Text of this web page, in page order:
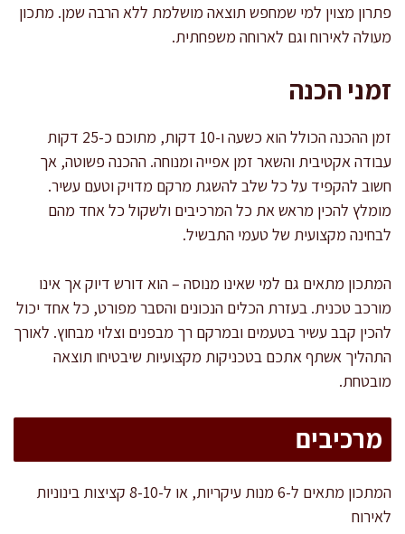
פתרון מצוין למי שמחפש תוצאה מושלמת ללא הרבה שמן. מתכון
מעולה לאירוח וגם לארוחה משפחתית.
זמני הכנה
זמן ההכנה הכולל הוא כשעה ו-10 דקות, מתוכם כ-25 דקות
עבודה אקטיבית והשאר זמן אפייה ומנוחה. ההכנה פשוטה, אך
חשוב להקפיד על כל שלב להשגת מרקם מדויק וטעם עשיר.
מומלץ להכין מראש את כל המרכיבים ולשקול כל אחד מהם
לבחינה מקצועית של טעמי התבשיל.
המתכון מתאים גם למי שאינו מנוסה – הוא דורש דיוק אך אינו
מורכב טכנית. בעזרת הכלים הנכונים והסבר מפורט, כל אחד יכול
להכין קבב עשיר בטעמים ובמרקם רך מבפנים וצלוי מבחוץ. לאורך
התהליך אשתף אתכם בטכניקות מקצועיות שיבטיחו תוצאה
מובטחת.
מרכיבים
המתכון מתאים ל-6 מנות עיקריות, או ל-8-10 קציצות בינוניות
לאירוח